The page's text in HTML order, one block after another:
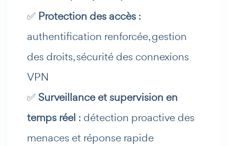
✅ Protection des accès :
authentification renforcée, gestion
des droits, sécurité des connexions
VPN
✅ Surveillance et supervision en
temps réel : détection proactive des
menaces et réponse rapide